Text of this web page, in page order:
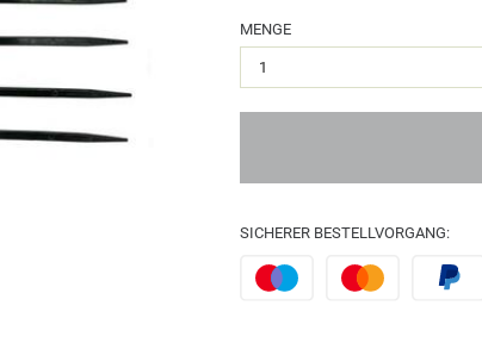
MENGE
SICHERER BESTELLVORGANG: